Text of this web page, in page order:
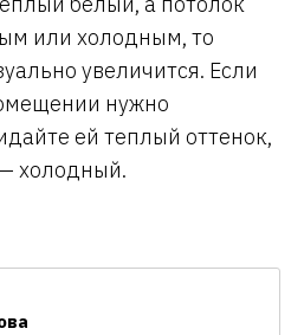
или холодным, то
увеличится. Если
нужно
ей теплый оттенок,
холодный.